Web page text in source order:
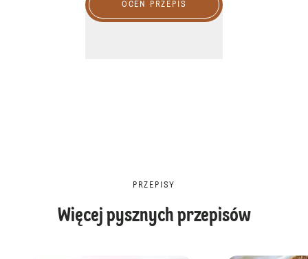
OCEŃ PRZEPIS
PRZEPISY
Więcej pysznych przepisów